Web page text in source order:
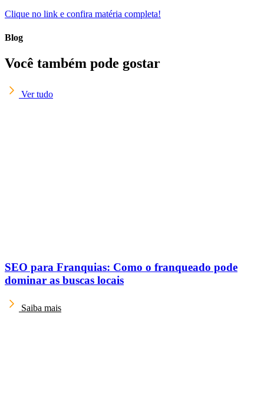
Clique no link e confira matéria completa!
Blog
Você também pode gostar
Ver tudo
SEO para Franquias: Como o franqueado pode
dominar as buscas locais
Saiba mais